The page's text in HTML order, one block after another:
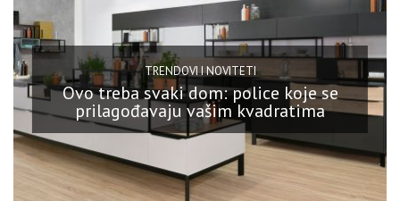
TRENDOVI I NOVITETI
Ovo treba svaki dom: police koje se
prilagođavaju vašim kvadratima